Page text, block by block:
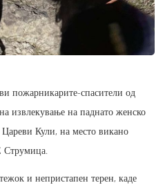
пожарникарите-спасители од
извлекување на паднато женско
Кули, на место викано
и непристапен терен, каде